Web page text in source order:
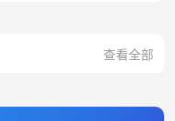
查看全部